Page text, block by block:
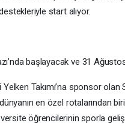
start alıyor.
başlayacak ve 31
Takımı’na sponsor
en özel rotalarından
öğrencilerinin sporla